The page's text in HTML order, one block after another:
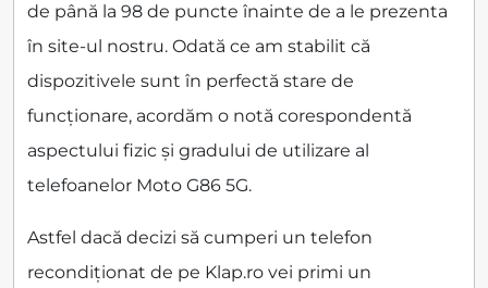
de până la 98 de puncte înainte de a le prezenta
în site-ul nostru. Odată ce am stabilit că
dispozitivele sunt în perfectă stare de
funcționare, acordăm o notă corespondentă
aspectului fizic și gradului de utilizare al
telefoanelor Moto G86 5G.
Astfel dacă decizi să cumperi un telefon
recondiționat de pe Klap.ro vei primi un